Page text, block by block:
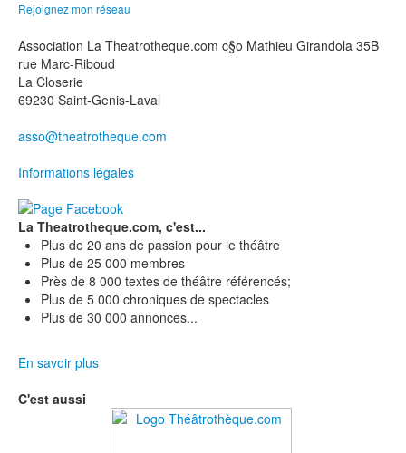
Rejoignez mon réseau
Association La Theatrotheque.com c§o Mathieu Girandola 35B
rue Marc-Riboud
La Closerie
69230 Saint-Genis-Laval
asso@theatrotheque.com
Informations légales
La Theatrotheque.com, c'est...
Plus de 20 ans de passion pour le théâtre
Plus de 25 000 membres
Près de 8 000 textes de théâtre référencés;
Plus de 5 000 chroniques de spectacles
Plus de 30 000 annonces...
En savoir plus
C'est aussi